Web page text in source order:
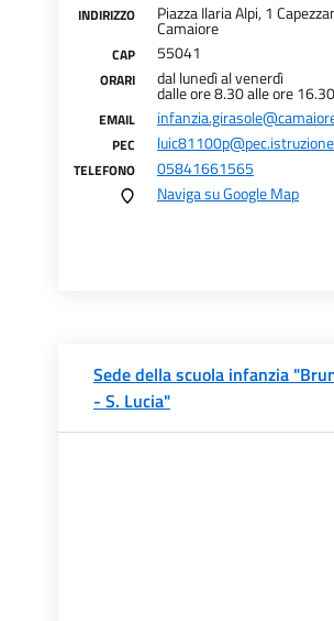
INDIRIZZO Piazza Ilaria Alpi, 1
Camaiore
CAP 55041
ORARI dal lunedì al venerdì
dalle ore 8.30 alle ore 16.30
EMAIL
PEC
TELEFONO
05841661565
Naviga su Google Map
Sede della scuola infanzia
- S. Lucia"